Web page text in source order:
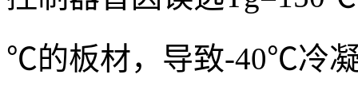
℃的板材，导致-40℃冷